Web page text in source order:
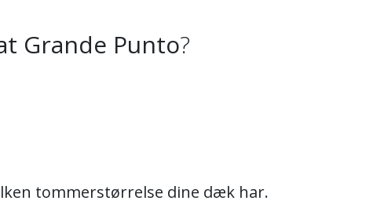
Grande Punto?
tommerstørrelse dine dæk har.